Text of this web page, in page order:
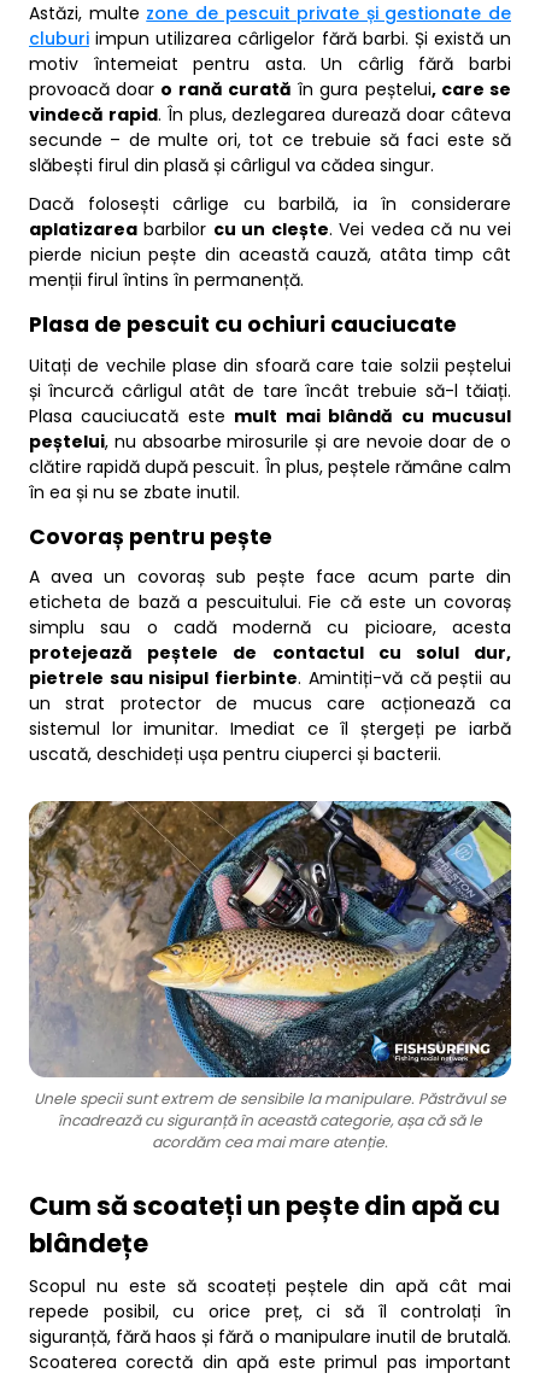
Astăzi, multe zone de pescuit private și gestionate de
cluburi impun utilizarea cârligelor fără barbi. Și există un
motiv întemeiat pentru asta. Un cârlig fără barbi
provoacă doar o rană curată în gura peștelui, care se
vindecă rapid. În plus, dezlegarea durează doar câteva
secunde – de multe ori, tot ce trebuie să faci este să
slăbești firul din plasă și cârligul va cădea singur.
Dacă folosești cârlige cu barbilă, ia în considerare
aplatizarea barbilor cu un clește. Vei vedea că nu vei
pierde niciun pește din această cauză, atâta timp cât
menții firul întins în permanență.
Plasa de pescuit cu ochiuri cauciucate
Uitați de vechile plase din sfoară care taie solzii peștelui
și încurcă cârligul atât de tare încât trebuie să-l tăiați.
Plasa cauciucată este mult mai blândă cu mucusul
peștelui, nu absoarbe mirosurile și are nevoie doar de o
clătire rapidă după pescuit. În plus, peștele rămâne calm
în ea și nu se zbate inutil.
Covoraș pentru pește
A avea un covoraș sub pește face acum parte din
eticheta de bază a pescuitului. Fie că este un covoraș
simplu sau o cadă modernă cu picioare, acesta
protejează peștele de contactul cu solul dur,
pietrele sau nisipul fierbinte. Amintiți-vă că peștii au
un strat protector de mucus care acționează ca
sistemul lor imunitar. Imediat ce îl ștergeți pe iarbă
uscată, deschideți ușa pentru ciuperci și bacterii.
Unele specii sunt extrem de sensibile la manipulare. Păstrăvul se
încadrează cu siguranță în această categorie, așa că să le
acordăm cea mai mare atenție.
Cum să scoateți un pește din apă cu
blândețe
Scopul nu este să scoateți peștele din apă cât mai
repede posibil, cu orice preț, ci să îl controlați în
siguranță, fără haos și fără o manipulare inutil de brutală.
Scoaterea corectă din apă este primul pas important